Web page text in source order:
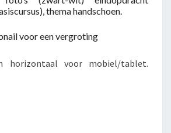
H
N
thema handschoen.
voor een vergroting
horizontaal voor mobiel/tablet.